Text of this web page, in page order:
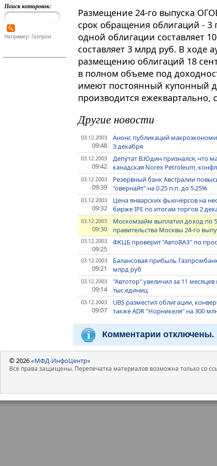
Поиск котировок:
Например: Газпром
Размещение 24-го выпуска
срок обращения облигаций - 3
одной облигации составляет
составляет 3 млрд руб. В ходе
размещению облигаций 18
в полном объеме под
имеют постоянный купонный
производится ежеквартально,
Другие новости
03.12.2003
09:48
Анонс публикаций
3 декабря
03.12.2003
09:42
Депутат В.Юдин признался, что
канадская Noreх Petroleum,
03.12.2003
09:39
Резервный банк Австралии
"овернайт" на 0.25 п.п. до 5.25%
03.12.2003
09:32
Цена январских фьючерсов на
бирже IPE по итогам торгов 2
03.12.2003
09:30
Москомзайм выплатил доход по
правительства Москвы 24-го
03.12.2003
09:25
ФКЦБ проверит "АвтоВАЗ" по
03.12.2003
09:21
Балансовая прибыль
млрд руб
03.12.2003
09:14
"Автотор" увеличил за 11
тыс.единиц
03.12.2003
09:07
UBS разместил облигации,
также ADR "Норникеля" на 300
Комментарии отключены.
© 2026«МФД-ИнфоЦентр»
Все права защищены. Перепечатка материалов возможна только со